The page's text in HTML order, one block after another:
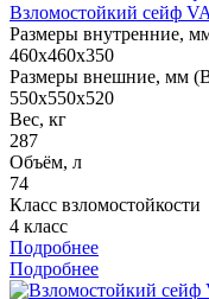
Взломостойкий сейф
Размеры внутренние,
460x460x350
Размеры внешние, мм
550x550x520
Вес, кг
287
Объём, л
74
Класс взломостойкости
4 класс
Подробнее
Подробнее